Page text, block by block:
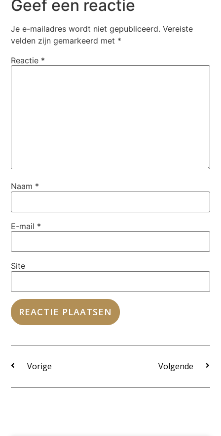
Geef een reactie
Je e-mailadres wordt niet gepubliceerd. Vereiste
velden zijn gemarkeerd met *
Reactie *
Naam *
E-mail *
Site
Vorige Volgende